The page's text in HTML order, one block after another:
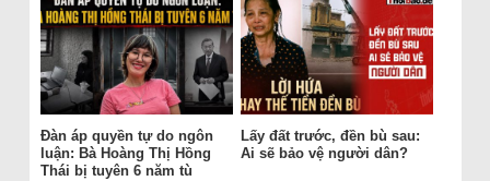
Đàn áp quyền tự do ngôn
luận: Bà Hoàng Thị Hồng
Thái bị tuyên 6 năm tù
Lấy đất trước, đền bù sau:
Ai sẽ bảo vệ người dân?